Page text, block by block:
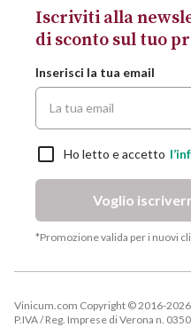
Iscriviti alla
di sconto sul tuo
Inserisci la tua email
Ho letto e accetto
Voglio
*Promozione valida per i nuovi
Vinicum.com Copyright © 2016-2026
P.IVA / Reg. Imprese di Verona n.